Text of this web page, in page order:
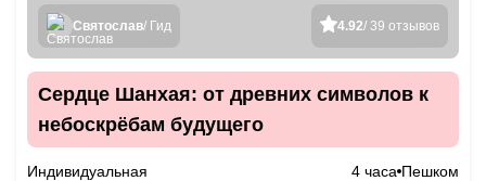
4.92/ 39 отзывов
Святослав/ Гид
Сердце Шанхая: от древних символов к
небоскрёбам будущего
Индивидуальная 4 часа Пешком